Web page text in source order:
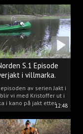
12:48
S.1 Episode
i villmarka.
av serien Jakt i
vi med Kristoffer ut i
i kano på jakt etter